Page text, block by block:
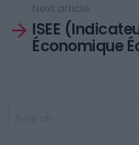
Next article
ISEE
Économique